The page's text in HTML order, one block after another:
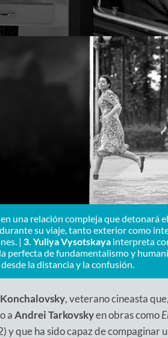
una relación compleja que detonará
su viaje, tanto exterior como
| 3. Yuliya Vysotskaya interpreta
perfecta de fundamentalismo y
desde la distancia y la confusión.
, veterano cineasta
aAndrei Tarkovskyen obras como
y que ha sido capaz de